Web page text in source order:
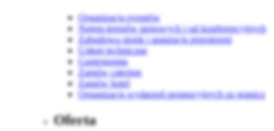
Organizacja eventów
Najem terenów targowych i sal konferencyjnych
Zabudowa stoisk i aranżacja przestrzeni
Usługi techniczne
Gastronomia
Zamów catering
Zamów hotel
Organizacja wydarzeń promocyjnych za granicą
Oferta